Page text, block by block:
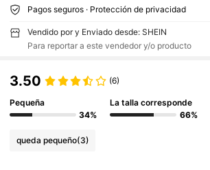
Pagos seguros · Protección de privacidad
Vendido por y Enviado desde: SHEIN
Para reportar a este vendedor y/o producto
3.50 (6)
Pequeña
34%
La talla corresponde
66%
queda pequeño(3)